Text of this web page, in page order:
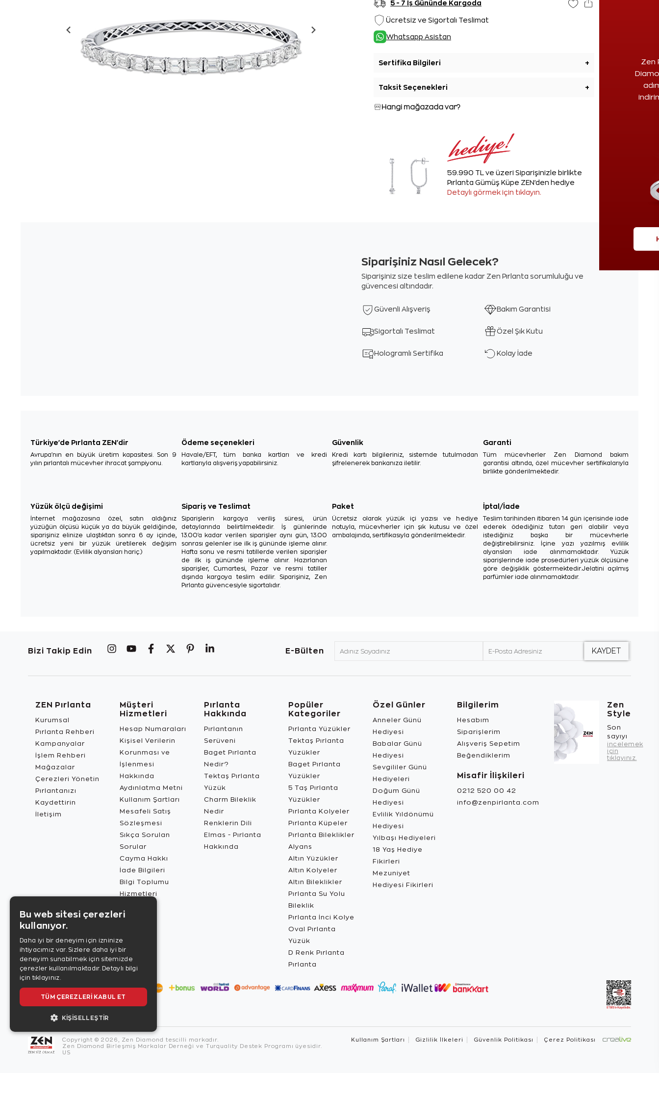
Zen
5 - 7 İş Gününde Kargoda
Ücretsiz ve Sigortalı Teslimat
Whatsapp Asistan
Sertifika Bilgileri +
Taksit Seçenekleri +
Hangi mağazada var?
59.990 TL ve üzeri Siparişinizle birlikte
Pırlanta Gümüş Küpe ZEN'den hediye
Detaylı görmek için tıklayın.
Siparişiniz Nasıl Gelecek?
Siparişiniz size teslim edilene kadar Zen Pırlanta sorumluluğu ve
güvencesi altındadır.
Güvenli Alışveriş Bakım Garantisi
Sigortalı Teslimat Özel Şık Kutu
Hologramlı Sertifika Kolay İade
Türkiye'de Pırlanta ZEN'dir
Avrupa'nın en büyük üretim kapasitesi. Son 9
yılın pırlantalı mücevher ihracat şampiyonu.
Ödeme seçenekleri
Havale/EFT, tüm banka kartları ve kredi
kartlarıyla alışveriş yapabilirsiniz.
Güvenlik
Kredi kartı bilgileriniz, sistemde tutulmadan
şifrelenerek bankanıza iletilir.
Garanti
Tüm mücevherler Zen Diamond bakım
garantisi altında, özel mücevher sertifikalarıyla
birlikte gönderilmektedir.
Yüzük ölçü değişimi
İnternet mağazasına özel, satın aldığınız
yüzüğün ölçüsü küçük ya da büyük geldiğinde,
siparişiniz elinize ulaştıktan sonra 6 ay içinde,
ücretsiz yeni bir yüzük üretilerek değişim
yapılmaktadır. (Evlilik alyansları hariç.)
Sipariş ve Teslimat
Siparişlerin kargoya veriliş süresi, ürün
detaylarında belirtilmektedir. İş günlerinde
13.00'a kadar verilen siparişler aynı gün, 13.00
sonrası gelenler ise ilk iş gününde işleme alınır.
Hafta sonu ve resmi tatillerde verilen siparişler
de ilk iş gününde işleme alınır. Hazırlanan
siparişler, Cumartesi, Pazar ve resmi tatiller
dışında kargoya teslim edilir. Siparişiniz, Zen
Pırlanta güvencesiyle sigortalıdır.
Paket
Ücretsiz olarak yüzük içi yazısı ve hediye
notuyla, mücevherler için şık kutusu ve özel
ambalajında, sertifikasıyla gönderilmektedir.
İptal/İade
Teslim tarihinden itibaren 14 gün içerisinde iade
ederek ödediğiniz tutarı geri alabilir veya
istediğiniz başka bir mücevherle
değiştirebilirsiniz. İçine yazı yazılmış evlilik
alyansları iade alınmamaktadır. Yüzük
siparişlerinde iade prosedürleri yüzük ölçüsüne
göre değişiklik göstermektedir.Jelatini açılmış
parfümler iade alınmamaktadır.
Bizi Takip Edin E-Bülten
ZEN Pırlanta
Kurumsal
Pırlanta Rehberi
Kampanyalar
İşlem Rehberi
Mağazalar
Çerezleri Yönetin
Pırlantanızı
Kaydettirin
İletişim
Müşteri
Hizmetleri
Hesap Numaraları
Kişisel Verilerin
Korunması ve
İşlenmesi
Hakkında
Aydınlatma Metni
Kullanım Şartları
Mesafeli Satış
Sözleşmesi
Sıkça Sorulan
Sorular
Cayma Hakkı
İade Bilgileri
Bilgi Toplumu
Hizmetleri
Pırlanta
Hakkında
Pırlantanın
Serüveni
Baget Pırlanta
Nedir?
Tektaş Pırlanta
Yüzük
Charm Bileklik
Nedir
Renklerin Dili
Elmas - Pırlanta
Hakkında
Popüler
Kategoriler
Pırlanta Yüzükler
Tektaş Pırlanta
Yüzükler
Baget Pırlanta
Yüzükler
5 Taş Pırlanta
Yüzükler
Pırlanta Kolyeler
Pırlanta Küpeler
Pırlanta Bileklikler
Alyans
Altın Yüzükler
Altın Kolyeler
Altın Bileklikler
Pırlanta Su Yolu
Bileklik
Pırlanta İnci Kolye
Oval Pırlanta
Yüzük
D Renk Pırlanta
Pırlanta
Özel Günler
Anneler Günü
Hediyesi
Babalar Günü
Hediyesi
Sevgililer Günü
Hediyeleri
Doğum Günü
Hediyesi
Evlilik Yıldönümü
Hediyesi
Yılbaşı Hediyeleri
18 Yaş Hediye
Fikirleri
Mezuniyet
Hediyesi Fikirleri
Bilgilerim
Hesabım
Siparişlerim
Alışveriş Sepetim
Beğendiklerim
Misafir İlişkileri
0212 520 00 42
info@zenpirlanta.com
Zen
Style
Son
sayıyı
incelemek
için
tıklayınız.
Copyright © 2026, Zen Diamond tescilli markadır.
Zen Diamond Birleşmiş Markalar Derneği ve Turquality Destek Programı üyesidir.
US
Kullanım Şartları Gizlilik İlkeleri Güvenlik Politikası Çerez Politikası
Bu web sitesi çerezleri
kullanıyor.
Daha iyi bir deneyim için izninize
ihtiyacımız var. Sizlere daha iyi bir
deneyim sunabilmek için sitemizde
çerezler kullanılmaktadır. Detaylı bilgi
için tıklayınız.
TÜM ÇEREZLERI KABUL ET
KIŞISELLEŞTIR